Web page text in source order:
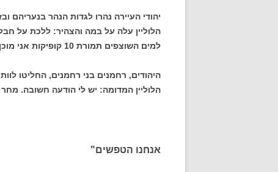
יהודי העיירה נהרו לגדות הנהר בנעריהם
הלוליין עלה על במה והצהיר: ללכת על
למים השוצפים תמורת 10 קופיקות אני מוכן לעשות זאת.
היהודים, רחמנים בני רחמנים, החליטו
הלוליין המדומה: יש לי הודעה חשובה.
אנחנו הטפשים"